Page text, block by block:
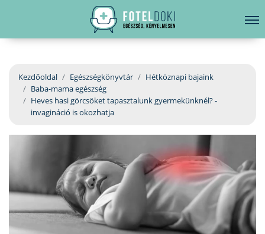
EGÉSZSÉGKÖNYVTÁR
BETEGSÉGKALAUZ
ÜGYELETKERESŐ
ORVOSKERESŐ
hirdetés
Kezdőoldal Egészségkönyvtár
Hétköznapi bajaink
Baba-mama egészség
Heves hasi görcsöket tapasztalunk gyermekünknél? -
invagináció is okozhatja